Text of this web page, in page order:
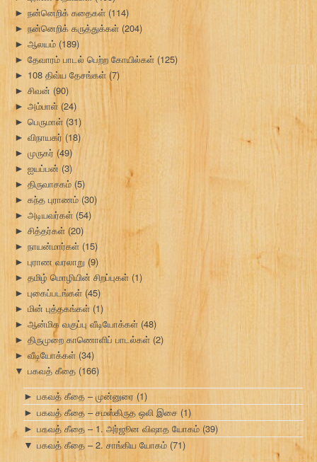
► நன்னெறிக் கதைகள் (114)
► நன்னெறிக் கருத்துக்கள் (204)
► ஆலயம் (189)
► தேவாரம் பாடல் பெற்ற கோயில்கள் (125)
► 108 திவ்ய தேசங்கள் (7)
► சிவன் (90)
► அம்பாள் (24)
► பெருமாள் (31)
► விநாயகர் (18)
► முருகர் (49)
► ஐயப்பன் (3)
► திருவாசகம் (5)
► கந்த புராணம் (30)
► அடியவர்கள் (54)
► சித்தர்கள் (20)
► நாயன்மார்கள் (15)
► புராண வரலாறு (9)
► தமிழ் மொழியின் சிறப்புகள் (1)
► புகைப்படங்கள் (45)
► மின் புத்தகங்கள் (1)
► ஆன்மிக வகுப்பு வீடியோக்கள் (48)
► திருமுறை காணொளிப் பாடல்கள் (2)
► வீடியோக்கள் (34)
▼ பகவத் கீதை (166)
► பகவத் கீதை – முன்னுரை (1)
► பகவத் கீதை – சமஸ்கிருத ஒலி இசை (1)
► பகவத் கீதை – 1. அர்ஜூன விஷாத யோகம் (39)
▼ பகவத் கீதை – 2. சாங்கிய யோகம் (71)